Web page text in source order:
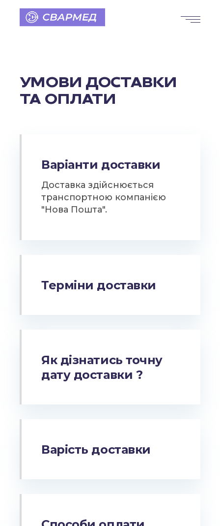
УМОВИ ДОСТАВКИ
ТА ОПЛАТИ
Варіанти доставки
Доставка здійснюється
транспортною компанією
"Нова Пошта".
Терміни доставки
Як дізнатись точну
дату доставки ?
Варість доставки